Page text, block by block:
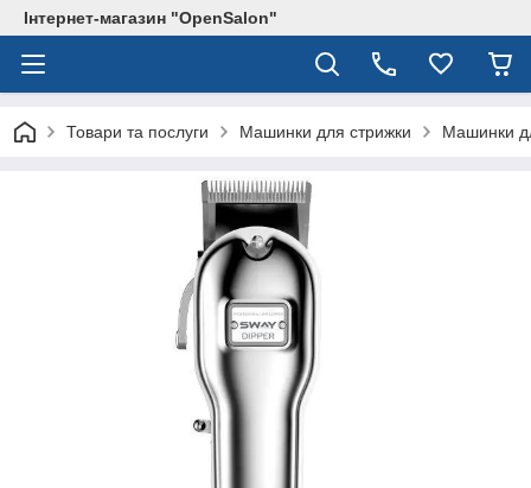
Інтернет-магазин "OpenSalon"
Товари та послуги Машинки для стрижки Машинки